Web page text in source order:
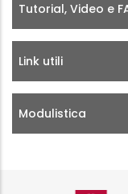
Tutorial, Video e
Link utili
Modulistica